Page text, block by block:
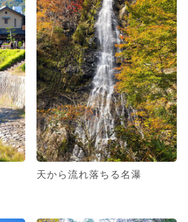
天から流れ落ちる名瀑